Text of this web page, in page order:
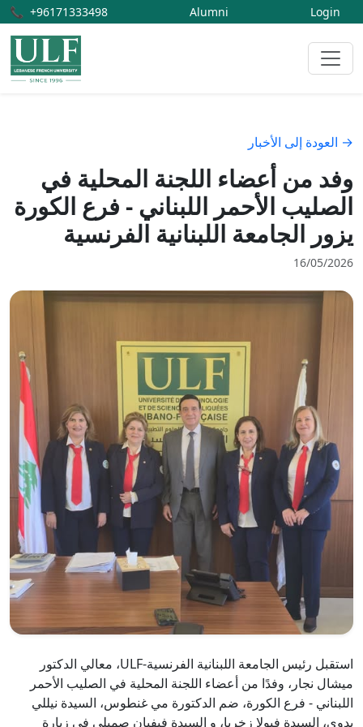
📞 +96171333498 Alumni Login
→ العودة إلى الأخبار
وفد من أعضاء اللجنة المحلية في
الصليب الأحمر اللبناني - فرع الكورة
يزور الجامعة اللبنانية الفرنسية
16/05/2026
استقبل رئيس الجامعة اللبنانية الفرنسية-ULF، معالي الدكتور
ميشال نجار، وفدًا من أعضاء اللجنة المحلية في الصليب الأحمر
اللبناني - فرع الكورة، ضم الدكتورة مي غنطوس، السيدة نيللي
بدوي، السيدة فيولا زخريا، و السيدة فيفيان صميلي في زيارة